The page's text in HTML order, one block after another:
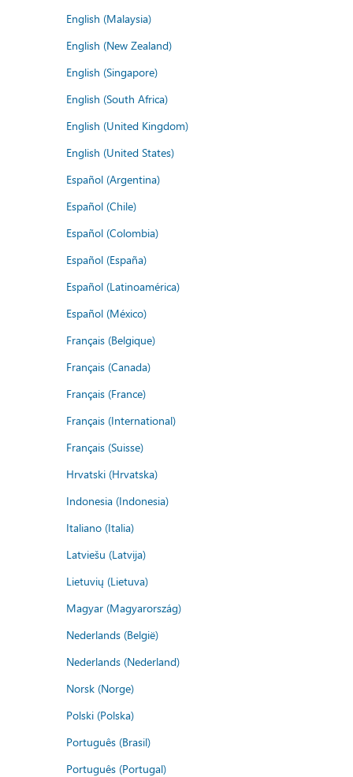
English (Malaysia)
English (New Zealand)
English (Singapore)
English (South Africa)
English (United Kingdom)
English (United States)
Español (Argentina)
Español (Chile)
Español (Colombia)
Español (España)
Español (Latinoamérica)
Español (México)
Français (Belgique)
Français (Canada)
Français (France)
Français (International)
Français (Suisse)
Hrvatski (Hrvatska)
Indonesia (Indonesia)
Italiano (Italia)
Latviešu (Latvija)
Lietuvių (Lietuva)
Magyar (Magyarország)
Nederlands (België)
Nederlands (Nederland)
Norsk (Norge)
Polski (Polska)
Português (Brasil)
Português (Portugal)